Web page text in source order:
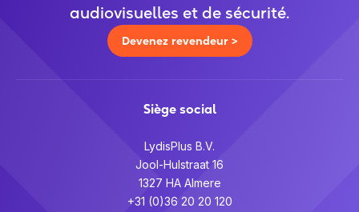
audiovisuelles et de sécurité.
Devenez revendeur >
Siège social
LydisPlus B.V.
Jool-Hulstraat 16
1327 HA Almere
+31 (0)36 20 20 120